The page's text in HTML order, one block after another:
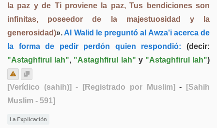
la paz y de Ti proviene la paz, Tus bendiciones son
infinitas, poseedor de la majestuosidad y la
generosidad)». Al Walid le preguntó al Awza'i acerca de
la forma de pedir perdón quien respondió: (decir:
"Astaghfirul lah", "Astaghfirul lah" y "Astaghfirul lah")
[Verídico (sahih)] - [Registrado por Muslim] -
[Sahih
Muslim - 591]
La Explicación